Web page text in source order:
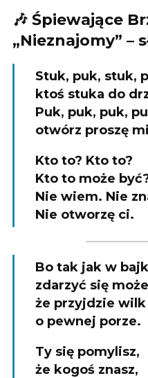
🎶 Śpiewające
„Nieznajomy” –
Stuk, puk, stuk,
ktoś stuka do
Puk, puk, puk,
otwórz proszę
Kto to? Kto to?
Kto to może
Nie wiem. Nie
Nie otworzę ci.
Bo tak jak w
zdarzyć się
że przyjdzie wilk
o pewnej porze.
Ty się pomylisz,
że kogoś znasz,